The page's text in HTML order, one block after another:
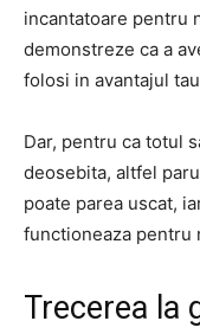
incantatoare pentru
demonstreze ca a
folosi in avantajul
Dar, pentru ca totul
deosebita, altfel
poate parea uscat,
functioneaza pentru
Trecerea la